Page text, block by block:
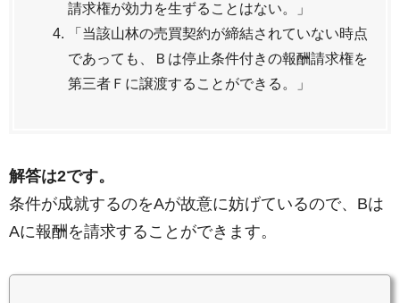
請求権が効力を生ずることはない。」
「当該山林の売買契約が締結されていない時点
であっても、Ｂは停止条件付きの報酬請求権を
第三者Ｆに譲渡することができる。」
解答は2です。
条件が成就するのをAが故意に妨げているので、Bは
Aに報酬を請求することができます。